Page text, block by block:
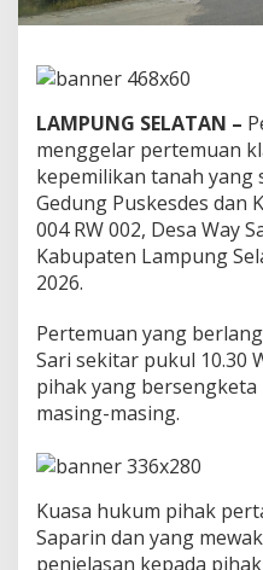
LAMPUNG SELATAN –
menggelar pertemuan
kepemilikan tanah yang
Gedung Puskesdes dan
004 RW 002, Desa Way
Kabupaten Lampung
2026.
Pertemuan yang
Sari sekitar pukul 10.30
pihak yang
masing-masing.
Kuasa hukum pihak
Saparin dan yang
penjelasan kepada